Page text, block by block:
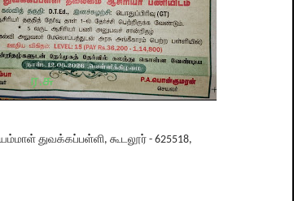
துவக்கப்பள்ளி, கூடலூர் - 625518,